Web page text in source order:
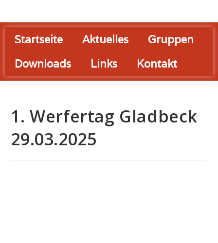
Startseite Aktuelles
Gruppen
Downloads
Links Kontakt
1. Werfertag Gladbeck
29.03.2025